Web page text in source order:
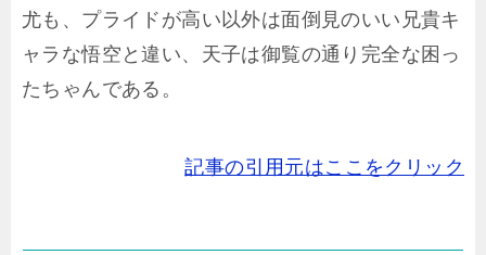
尤も、プライドが高い以外は面倒見のいい兄貴キ
ャラな悟空と違い、天子は御覧の通り完全な困っ
たちゃんである。
記事の引用元はここをクリック